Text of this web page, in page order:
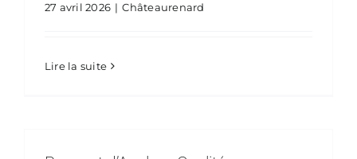
27 avril 2026 | Châteaurenard
Lire la suite